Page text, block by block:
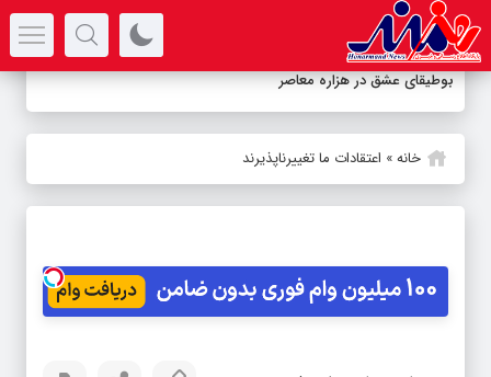
بوطیقای عشق در هزاره معاصر
خانه» اعتقادات ما تغییرناپذیرند